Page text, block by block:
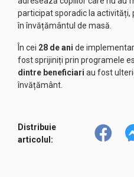
participat sporadic la
în învățământul de masă.
În cei 28 de ani de
fost sprijiniți prin programele
dintre beneficiari au fost
învățământ.
Distribuie
articolul: